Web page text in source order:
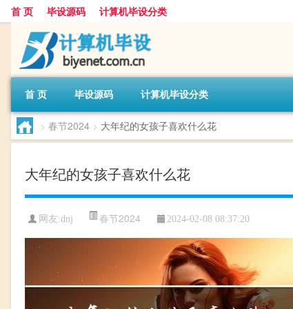
首 页 毕设源码 计算机毕设分类
首 页 毕设源码 计算机毕设分类
> 春节2024 > 大年纪的女孩子喜欢什么花
大年纪的女孩子喜欢什么花
网友:dnj 春节2024 2024-02-08 08:37:20